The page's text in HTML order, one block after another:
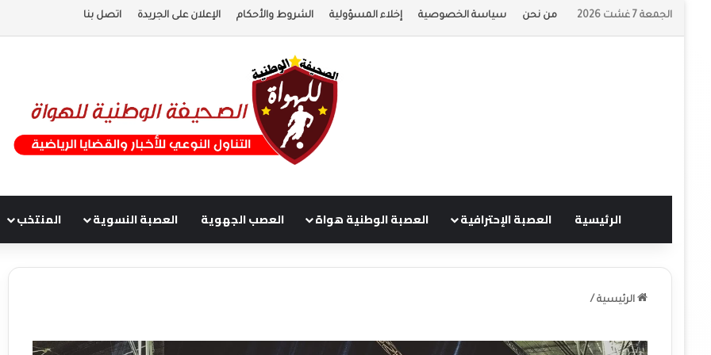
الجمعة 7 غشت 2026 من نحن سياسة الخصوصية إخلاء المسؤولية الشروط والأحكام الإعلان على الجريدة اتصل بنا
الرئيسية العصبة الإحترافية العصبة الوطنية هواة العصب الجهوية العصبة النسوية المنتخب
الرئيسية /